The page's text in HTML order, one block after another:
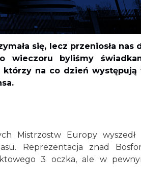
się, lecz przeniosła nas
wieczoru byliśmy
na co dzień występują
Mistrzostw Europy wyszedł
Reprezentacja znad
3 oczka, ale w